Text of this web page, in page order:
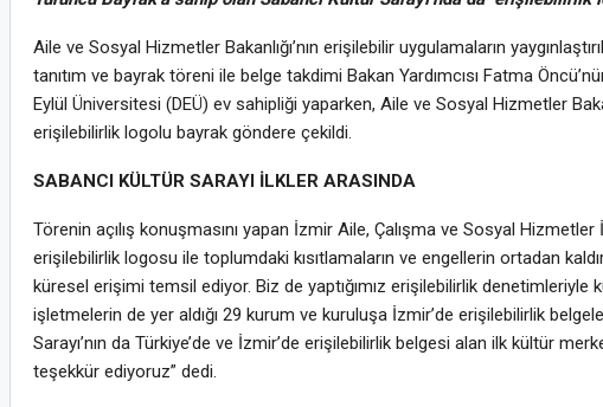
Aile ve Sosyal Hizmetler Bakanlığı’nın erişilebilir uygulamaların
tanıtım ve bayrak töreni ile belge takdimi Bakan Yardımcısı Fatma
Eylül Üniversitesi (DEÜ) ev sahipliği yaparken, Aile ve Sosyal Hizmetler
erişilebilirlik logolu bayrak göndere çekildi.
SABANCI KÜLTÜR SARAYI İLKLER ARASINDA
Törenin açılış konuşmasını yapan İzmir Aile, Çalışma ve Sosyal
erişilebilirlik logosu ile toplumdaki kısıtlamaların ve engellerin ortadan
küresel erişimi temsil ediyor. Biz de yaptığımız erişilebilirlik denetimleriyle
işletmelerin de yer aldığı 29 kurum ve kuruluşa İzmir’de erişilebilirlik
Sarayı’nın da Türkiye’de ve İzmir’de erişilebilirlik belgesi alan ilk kültür
teşekkür ediyoruz” dedi.